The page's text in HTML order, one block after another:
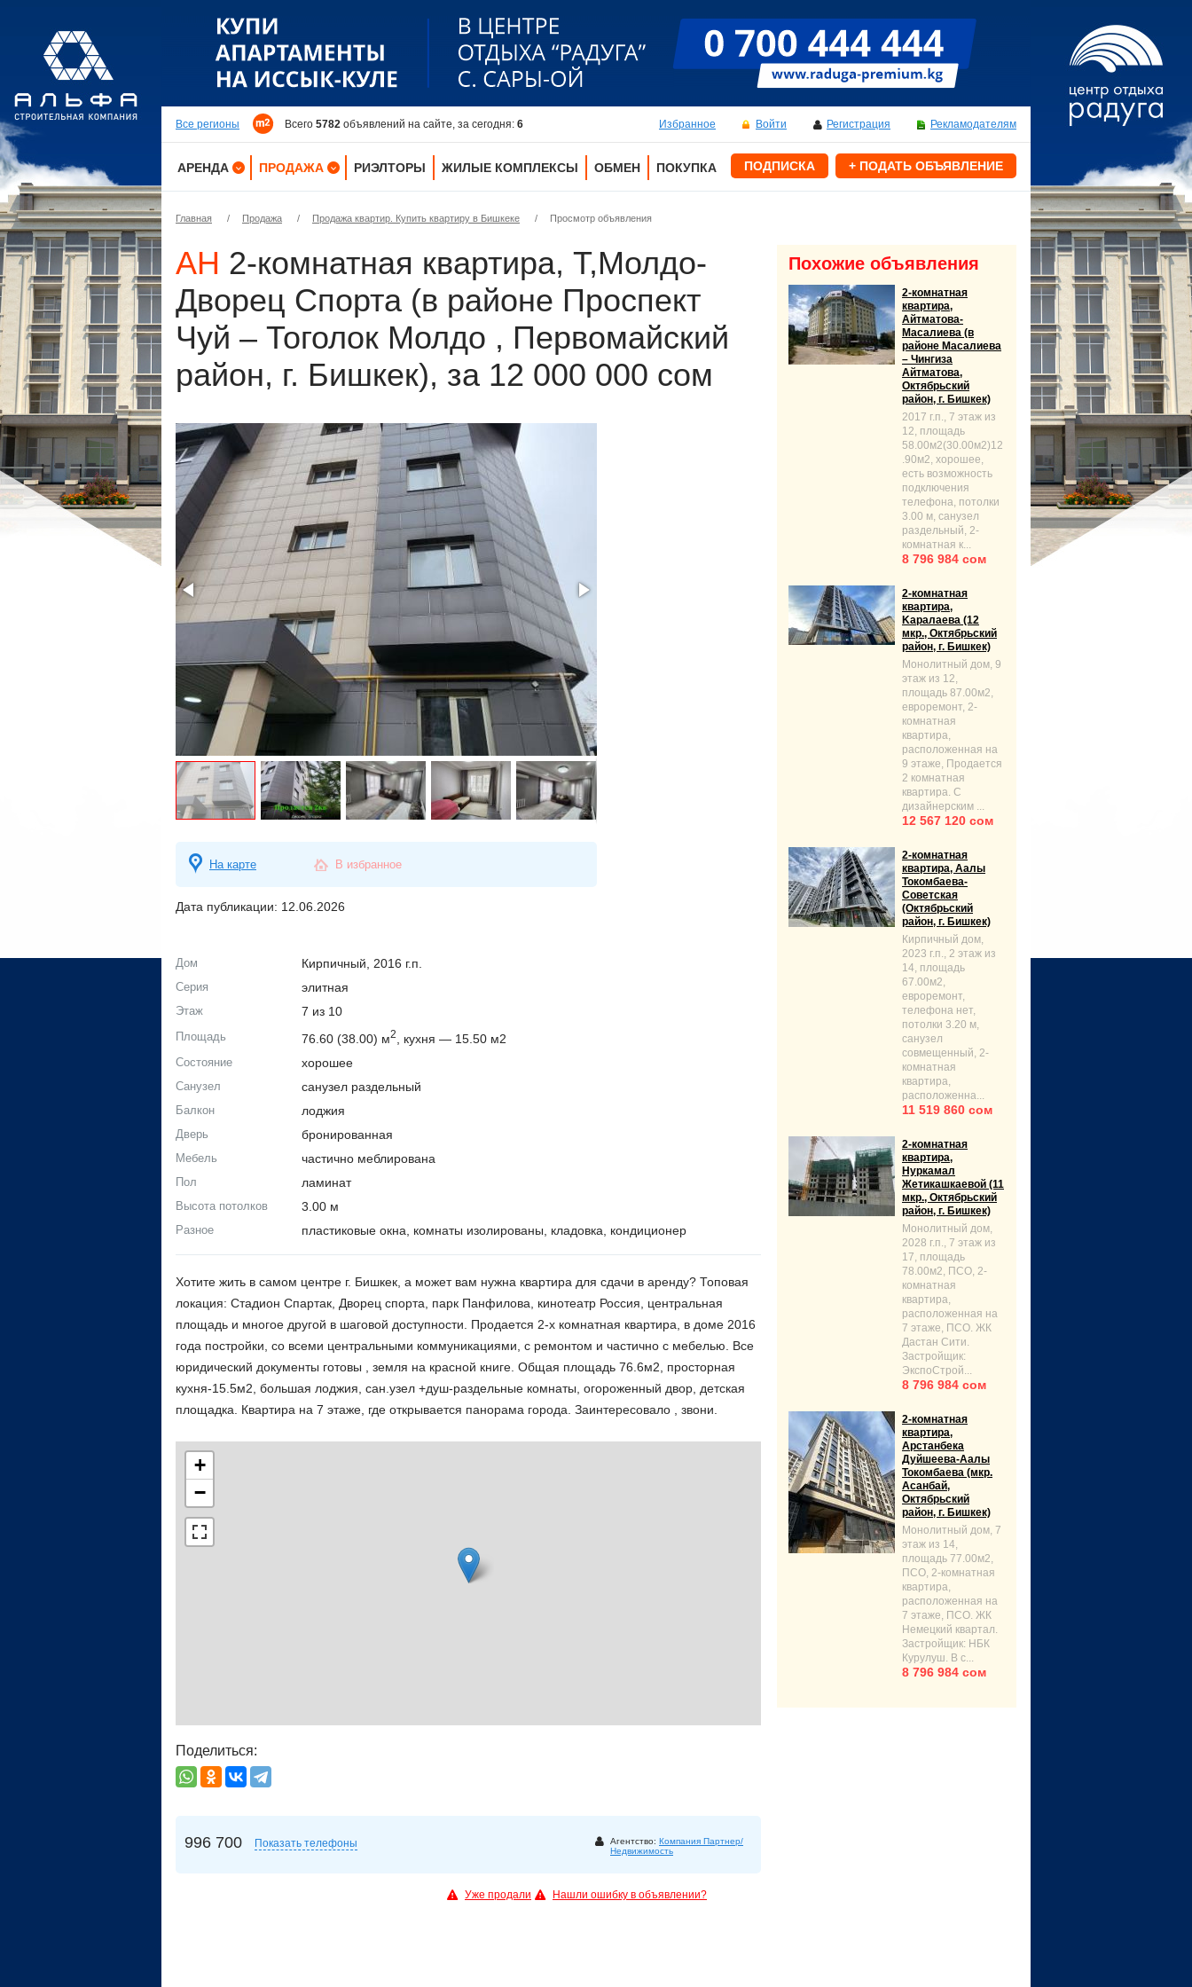
Все регионы Всего 5782 объявлений на сайте, за сегодня: 6 Избранное Войти Регистрация Рекламодателям
АРЕНДА
КОМНАТЫ
ДАЧИ
ОФИСЫ
ПОМЕЩЕНИЯ
ЗДАНИЯ
ПРОМБАЗЫ
ПРОЧЕЕ
ВОЗЬМУ В АРЕНДУ
ПРОДАЖА
ДАЧИ
УЧАСТКИ
ОФИСЫ
ПОМЕЩЕНИЯ
ПРОМБАЗЫ
ПРОЧЕЕ
ЗАРУБЕЖНАЯ НЕДВИЖИМОСТЬ
РИЭЛТОРЫ ЖИЛЫЕ КОМПЛЕКСЫ ОБМЕН ПОКУПКА ПОДПИСКА + ПОДАТЬ ОБЪЯВЛЕНИЕ
Главная / Продажа / Продажа квартир. Купить квартиру в Бишкеке / Просмотр объявления
АН 2-комнатная квартира, Т,Молдо-
Дворец Спорта (в районе Проспект
Чуй – Тоголок Молдо , Первомайский
район, г. Бишкек), за 12 000 000 сом
На карте В избранное
Дата публикации: 12.06.2026
Дом Кирпичный, 2016 г.п.
Серия элитная
Этаж 7 из 10
Площадь 76.60 (38.00) м2 , кухня — 15.50 м2
Состояние хорошее
Санузел санузел раздельный
Балкон лоджия
Дверь бронированная
Мебель частично меблирована
Пол ламинат
Высота потолков 3.00 м
Разное пластиковые окна, комнаты изолированы, кладовка, кондиционер
Хотите жить в самом центре г. Бишкек, а может вам нужна квартира для сдачи в аренду? Топовая
локация: Стадион Спартак, Дворец спорта, парк Панфилова, кинотеатр Россия, центральная
площадь и многое другой в шаговой доступности. Продается 2-х комнатная квартира, в доме 2016
года постройки, со всеми центральными коммуникациями, с ремонтом и частично с мебелью. Все
юридический документы готовы , земля на красной книге. Общая площадь 76.6м2, просторная
кухня-15.5м2, большая лоджия, сан.узел +душ-раздельные комнаты, огороженный двор, детская
площадка. Квартира на 7 этаже, где открывается панорама города. Заинтересовало , звони.
+
−
Поделиться:
996 700 Показать телефоны Агентство: Компания Партнер/
Недвижимость
Уже продали Нашли ошибку в объявлении?
Похожие объявления
2-комнатная
квартира,
Айтматова-
Масалиева (в
районе Масалиева
– Чингиза
Айтматова,
Октябрьский
район, г. Бишкек)
2017 г.п., 7 этаж из
12, площадь
58.00м2(30.00м2)12
.90м2, хорошее,
есть возможность
подключения
телефона, потолки
3.00 м, санузел
раздельный, 2-
комнатная к...
8 796 984 сом
2-комнатная
квартира,
Kаралаева (12
мкр., Октябрьский
район, г. Бишкек)
Монолитный дом, 9
этаж из 12,
площадь 87.00м2,
евроремонт, 2-
комнатная
квартира,
расположенная на
9 этаже, Продается
2 комнатная
квартира. С
дизайнерским ...
12 567 120 сом
2-комнатная
квартира, Аалы
Токомбаева-
Советская
(Октябрьский
район, г. Бишкек)
Кирпичный дом,
2023 г.п., 2 этаж из
14, площадь
67.00м2,
евроремонт,
телефона нет,
потолки 3.20 м,
санузел
совмещенный, 2-
комнатная
квартира,
расположенна...
11 519 860 сом
2-комнатная
квартира,
Нуркамал
Жетикашкаевой (11
мкр., Октябрьский
район, г. Бишкек)
Монолитный дом,
2028 г.п., 7 этаж из
17, площадь
78.00м2, ПСО, 2-
комнатная
квартира,
расположенная на
7 этаже, ПСО. ЖК
Дастан Сити.
Застройщик:
ЭкспоСтрой...
8 796 984 сом
2-комнатная
квартира,
Арстанбека
Дуйшеева-Аалы
Токомбаева (мкр.
Асанбай,
Октябрьский
район, г. Бишкек)
Монолитный дом, 7
этаж из 14,
площадь 77.00м2,
ПСО, 2-комнатная
квартира,
расположенная на
7 этаже, ПСО. ЖК
Немецкий квартал.
Застройщик: НБК
Курулуш. В с...
8 796 984 сом